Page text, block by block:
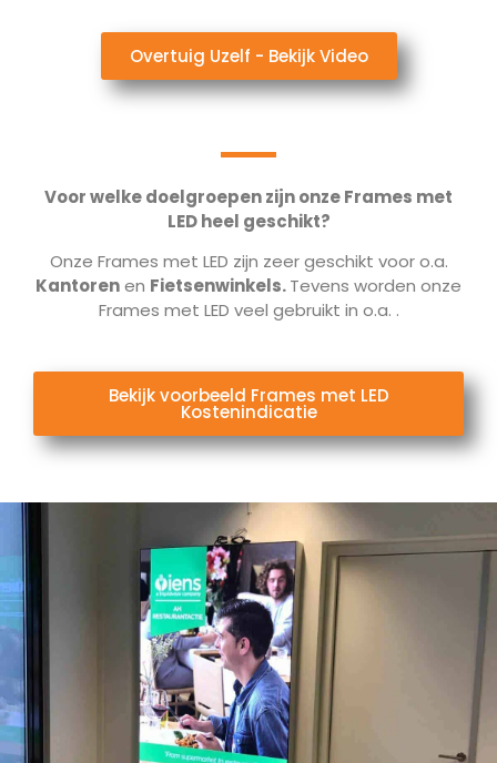
Overtuig Uzelf - Bekijk Video
Voor welke doelgroepen zijn onze Frames met
LED heel geschikt?
Onze Frames met LED zijn zeer geschikt voor o.a.
Kantorenen Fietsenwinkels.Tevens worden onze
Frames met LED veel gebruikt in o.a. .
Bekijk voorbeeld Frames met LED
Kostenindicatie